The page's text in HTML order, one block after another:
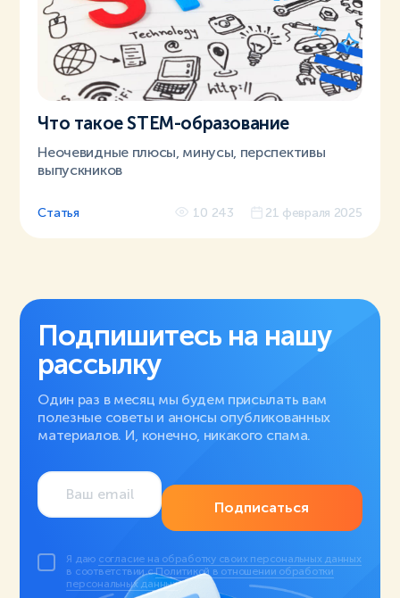
Что такое STEM-образование
Неочевидные плюсы, минусы, перспективы
выпускников
Статья 10 243 21 февраля 2025
Подпишитесь на нашу
рассылку
Один раз в месяц мы будем присылать вам
полезные советы и анонсы опубликованных
материалов. И, конечно, никакого спама.
Подписаться
Я даю согласие на обработку своих персональных данных
в соответствии сПолитикой в отношении обработки
персональных данных.